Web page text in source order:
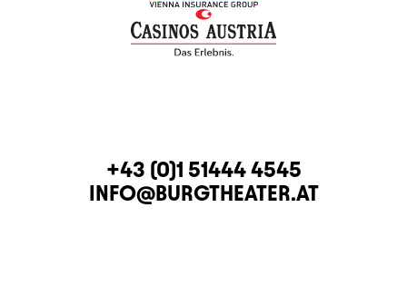
KONTAKTTELEFON
+43 (0)1 51444 4545
E-MAIL
INFO@BURGTHEATER.AT